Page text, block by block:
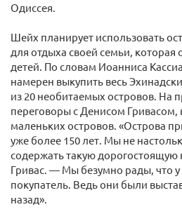
Одиссея.
Шейх планирует использовать
для отдыха своей семьи, которая
детей. По словам Иоанниса
намерен выкупить весь
из 20 необитаемых островов. На
переговоры с Денисом
маленьких островов. «Острова
уже более 150 лет. Мы не
содержать такую
Гривас. — Мы безумно рады, что у
покупатель. Ведь они были
назад».